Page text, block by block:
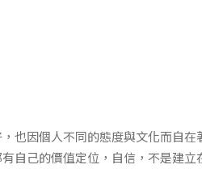
也因個人不同的態度與文化而自
自己的價值定位，自信，不是建